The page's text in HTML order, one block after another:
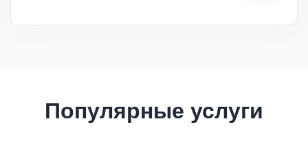
Популярные услуги